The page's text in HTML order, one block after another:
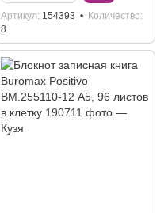
Артикул 154393
Количество
8